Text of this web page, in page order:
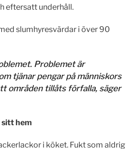
eftersatt underhåll.
slumhyresvärdar i över 90
Problemet är
tjänar pengar på människors
områden tillåts förfalla, säger
sitt hem
i köket. Fukt som aldrig